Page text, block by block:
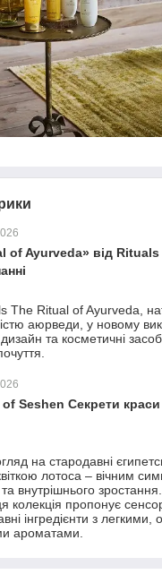
of Ayurveda» від
The Ritual of Ayurveda,
аюрведи, у новому
та косметичні
Seshen Секрети краси
на стародавні
лотоса – вічним
внутрішнього
колекція пропонує
інгредієнти з легкими,
ароматами.